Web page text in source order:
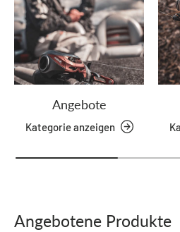
Angebote
Kategorie anzeigen
Angebotene Produkte